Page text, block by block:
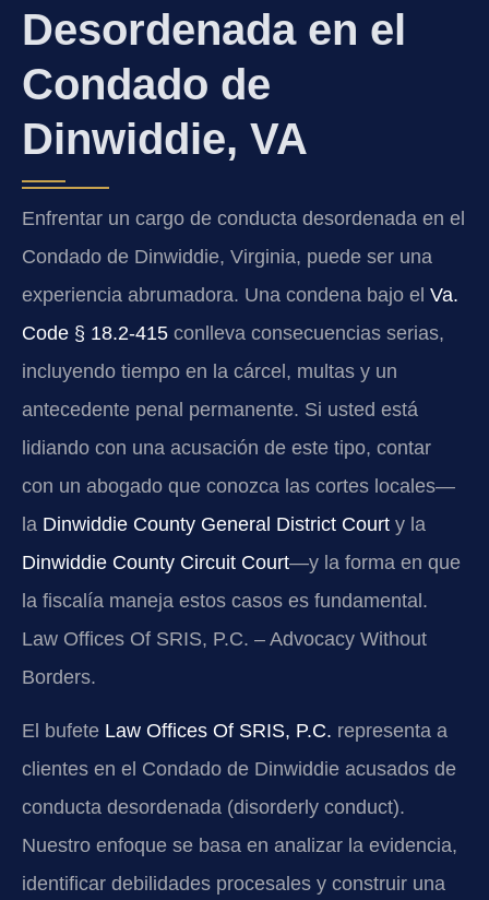
Desordenada en el
Condado de
Dinwiddie, VA
Enfrentar un cargo de conducta desordenada en el
Condado de Dinwiddie, Virginia, puede ser una
experiencia abrumadora. Una condena bajo el Va.
Code § 18.2-415 conlleva consecuencias serias,
incluyendo tiempo en la cárcel, multas y un
antecedente penal permanente. Si usted está
lidiando con una acusación de este tipo, contar
con un abogado que conozca las cortes locales—
la Dinwiddie County General District Court y la
Dinwiddie County Circuit Court—y la forma en que
la fiscalía maneja estos casos es fundamental.
Law Offices Of SRIS, P.C. – Advocacy Without
Borders.
El bufete Law Offices Of SRIS, P.C. representa a
clientes en el Condado de Dinwiddie acusados de
conducta desordenada (disorderly conduct).
Nuestro enfoque se basa en analizar la evidencia,
identificar debilidades procesales y construir una